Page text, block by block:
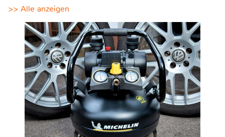
>> Alle anzeigen